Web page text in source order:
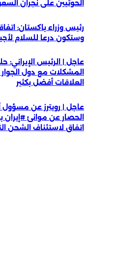
الحوثيين على نجران
رئيس وزراء باكستان:
وستكون درعا للسلام
عاجل | الرئيس الإيراني:
المشكلات مع دول
العلاقات أفضل بكثير
عاجل | رويترز عن مسؤول
الحصار عن موانئ #إيران
اتفاق لاستئناف الشحن